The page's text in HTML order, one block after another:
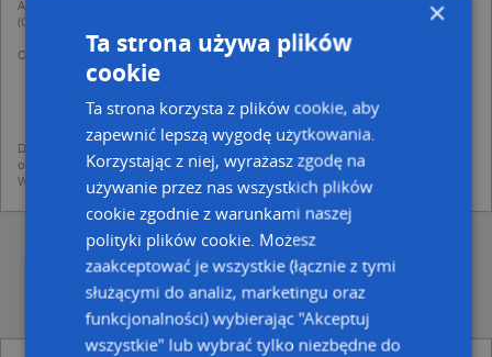
Administratorem (RODO), administratorem danych jest AutoMapa sp. z o.o.
(Operator) z siedzibą w Warszawie przy ulicy Domaniewskiej 37.
Operator przetwarza dane osobowe w celu:
dodania ich do bazy Targeo oraz publikacji w wyszukiwarce firm i na
udostępniania danych o firmach partnerom biznesowym operatora (art.
Dane pochodzą z publicznych baz CEIDG, GUS, REGON, z firmowych stron www
oraz od podmiotów zewnętrznych.
Więcej informacji dot. RODO:http://regulamin.automapa.pl/odo_przetwarzanie/
×
Ta strona używa plików
cookie
Ta strona korzysta z plików cookie, aby
zapewnić lepszą wygodę użytkowania.
Korzystając z niej, wyrażasz zgodę na
używanie przez nas wszystkich plików
cookie zgodnie z warunkami naszej
polityki plików cookie. Możesz
zaakceptować je wszystkie (łącznie z tymi
służącymi do analiz, marketingu oraz
funkcjonalności) wybierając "Akceptuj
wszystkie" lub wybrać tylko niezbędne do